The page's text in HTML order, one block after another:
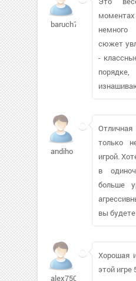
baruch79
немного
сюжет
-
andiho
только
игрой.
в
больше
вы
alex7500-
Хорошая
этой игре